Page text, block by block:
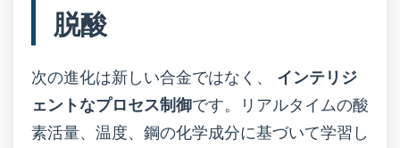
脱酸
次の進化は新しい合金ではなく、 インテリジ
ェントなプロセス制御です。リアルタイムの酸
素活量、温度、鋼の化学成分に基づいて学習し